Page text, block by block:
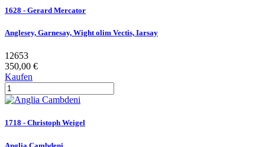
1628 - Gerard Mercator
Anglesey, Garnesay, Wight olim Vectis, Iarsay
12653
350,00 €
Kaufen
1718 - Christoph Weigel